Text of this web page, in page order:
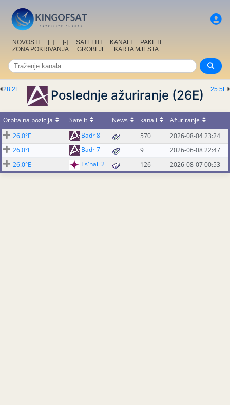
NOVOSTI [+] [-] SATELITI KANALI
PAKETI
ZONA POKRIVANJA
GROBLJE KARTA MJESTA
25.5E
28.2E Poslednje ažuriranje (26E)
Orbitalna pozicija Satelit News kanali
Ažuriranje
26.0°E
Badr 8 570
2026-08-04 23:24
26.0°E
Badr 7 9
2026-06-08 22:47
26.0°E
Es'hail 2 126 2026-08-07 00:53